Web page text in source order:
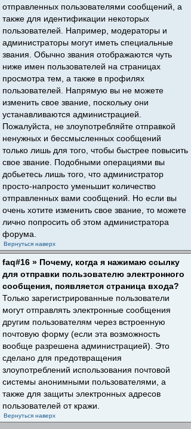
отправленных пользователями сообщений, а
также для идентификации некоторых
пользователей. Например, модераторы и
администраторы могут иметь специальные
звания. Обычно звания отображаются чуть
ниже имен пользователей на страницах
просмотра тем, а также в профилях
пользователей. Напрямую вы не можете
изменить свое звание, поскольку они
устанавливаются администрацией.
Пожалуйста, не злоупотребляйте отправкой
ненужных и бессмысленных сообщений
только лишь для того, чтобы быстрее повысить
свое звание. Подобными операциями вы
добьетесь лишь того, что администратор
просто-напросто уменьшит количество
отправленных вами сообщений. Но если вы
очень хотите изменить свое звание, то можете
лично попросить об этом администратора
форума.
Вернуться наверх
faq#16 » Почему, когда я нажимаю ссылку
для отправки пользователю электронного
сообщения, появляется страница входа?
Только зарегистрированные пользователи
могут отправлять электронные сообщения
другим пользователям через встроенную
почтовую форму (если эта возможность
вообще разрешена администрацией). Это
сделано для предотвращения
злоупотреблений использования почтовой
системы анонимными пользователями, а
также для защиты электронных адресов
пользователей от кражи.
Вернуться наверх